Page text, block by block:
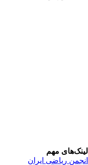
مهم
ریاضی ایران